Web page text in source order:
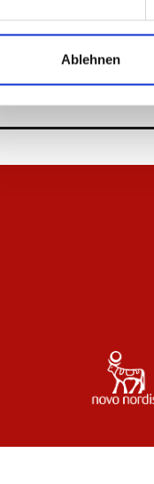
Ablehnen
Herren
29,95 €